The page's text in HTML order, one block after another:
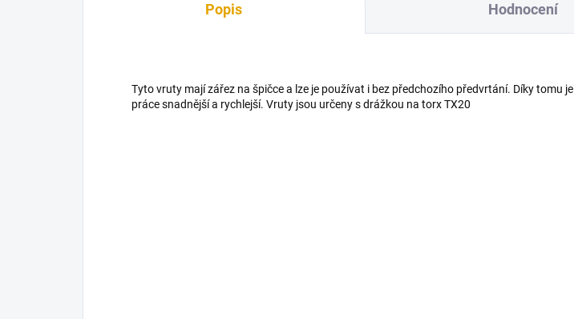
Popis Hodnocení
Tyto vruty mají zářez na špičce a lze je používat i bez předchozího předvrtání. Díky tomu je
práce snadnější a rychlejší. Vruty jsou určeny s drážkou na torx TX20